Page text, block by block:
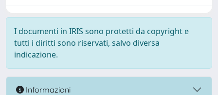
I documenti in IRIS sono protetti da copyright e
tutti i diritti sono riservati, salvo diversa
indicazione.
Informazioni